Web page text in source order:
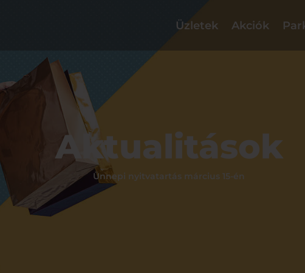
Üzletek Akciók
Aktualitások
Ünnepi nyitvatartás március 15-én